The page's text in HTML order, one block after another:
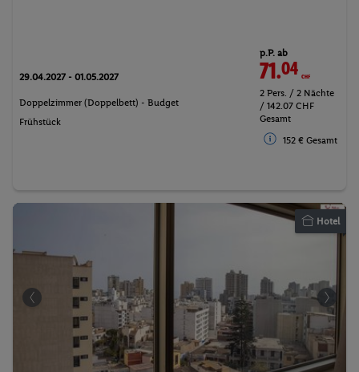
29.04.2027 - 01.05.2027
Doppelzimmer (Doppelbett) - Budget
Frühstück
p.P. ab
71.04CHF
2 Pers. / 2 Nächte
/ 142.07 CHF
Gesamt
152 € Gesamt
Hotel